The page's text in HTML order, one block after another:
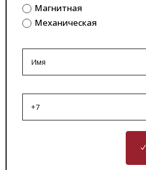
Магнитная
Механическая